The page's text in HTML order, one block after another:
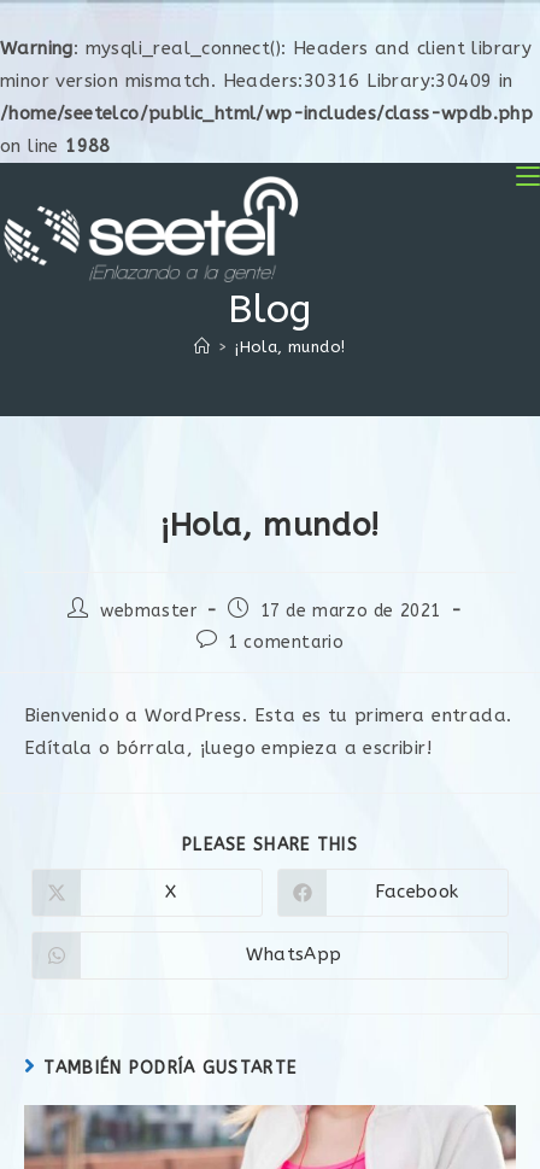
Warning: mysqli_real_connect(): Headers and client library
minor version mismatch. Headers:30316 Library:30409 in
/home/seetelco/public_html/wp-includes/class-wpdb.php
on line 1988
Blog
> ¡Hola, mundo!
¡Hola, mundo!
webmaster
17 de marzo de 2021
1 comentario
Bienvenido a WordPress. Esta es tu primera entrada.
Edítala o bórrala, ¡luego empieza a escribir!
PLEASE SHARE THIS
X Facebook
WhatsApp
TAMBIÉN PODRÍA GUSTARTE